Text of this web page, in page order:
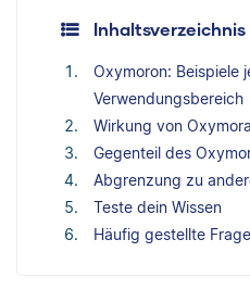
Inhaltsverzeichnis
Oxymoron: Beispiele
Verwendungsbereich
Wirkung von
Gegenteil des
Abgrenzung zu
Teste dein Wissen
Häufig gestellte